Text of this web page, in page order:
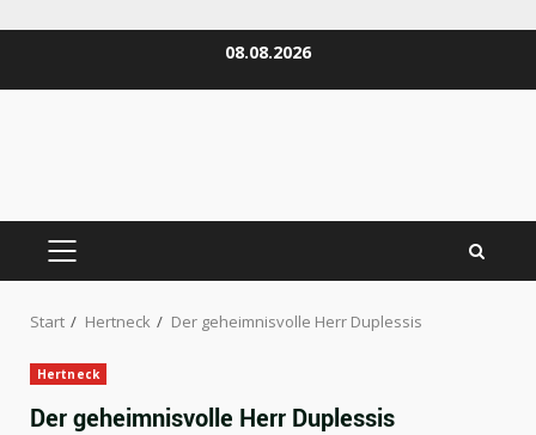
08.08.2026
PRIMÄRES
Start Hertneck Der geheimnisvolle Herr Duplessis
Hertneck
Der geheimnisvolle Herr Duplessis